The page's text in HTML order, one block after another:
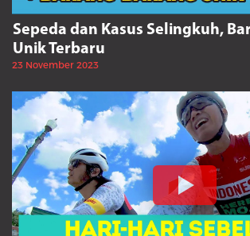
Sepeda dan Kasus Selingkuh,
Unik Terbaru
23 November 2023